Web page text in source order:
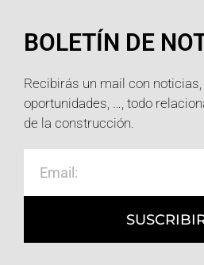
BOLETÍN DE
Recibirás un mail con
oportunidades, …, todo
de la construcción.